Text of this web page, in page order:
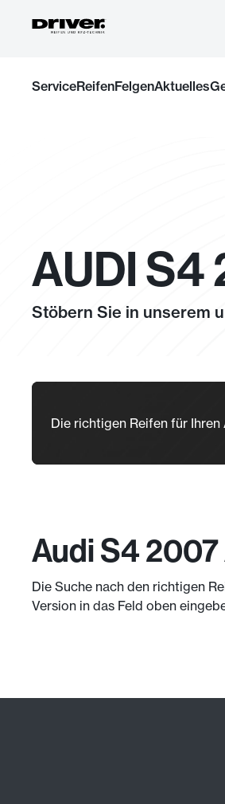
InhaltServiceReifenFelgenAktuelles
AUDI S4
Stöbern Sie in unserem
Die richtigen Reifen für
Audi S4
Die Suche nach den richtigen
Version in das Feld oben